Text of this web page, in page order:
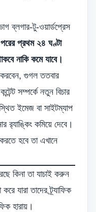
ব্লগার-টু-ওয়ার্ডপ্রেস
পরের প্রথম ২৪ ঘণ্টা
নাকি কমে যাবে।
গুগল ততবার
সম্পর্কে নতুন বিচার
ইমেজ বা সাইটম্যাপ
র‍্যাঙ্কিং কমিয়ে দেবে।
হবে তা এখানে
কিনা তা যাচাই করুন
যারা তাদের ট্র্যাফিক
হারায়।